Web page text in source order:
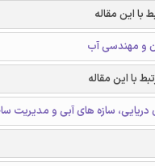
با این مقاله
و مهندسی آب
با این مقاله
دریایی، سازه های آبی و مدیریت